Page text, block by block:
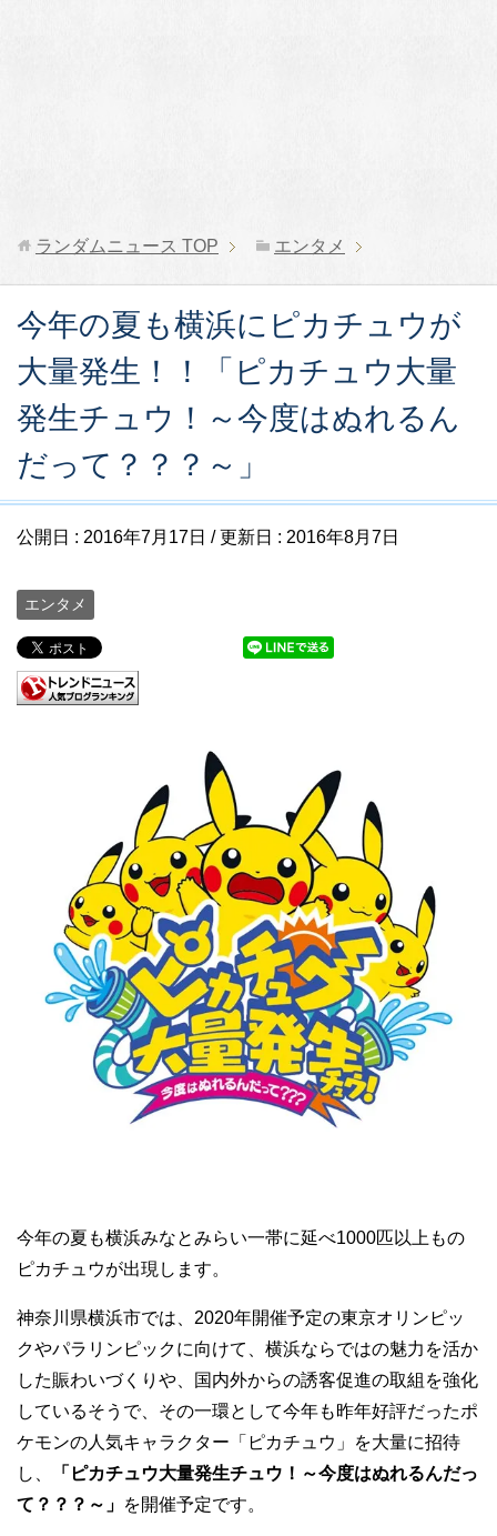
ランダムニュース TOP エンタメ
今年の夏も横浜にピカチュウが
大量発生！！「ピカチュウ大量
発生チュウ！～今度はぬれるん
だって？？？～」
公開日 : 2016年7月17日 / 更新日 : 2016年8月7日
エンタメ
今年の夏も横浜みなとみらい一帯に延べ1000匹以上もの
ピカチュウが出現します。
神奈川県横浜市では、2020年開催予定の東京オリンピッ
クやパラリンピックに向けて、横浜ならではの魅力を活か
した賑わいづくりや、国内外からの誘客促進の取組を強化
しているそうで、その一環として今年も昨年好評だったポ
ケモンの人気キャラクター「ピカチュウ」を大量に招待
し、
「ピカチュウ大量発生チュウ！～今度はぬれるんだっ
て？？？～」 を開催予定です。